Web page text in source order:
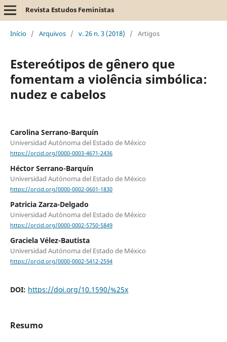
Revista Estudos Feministas
Início / Arquivos / v. 26 n. 3 (2018) / Artigos
Estereótipos de gênero que
fomentam a violência simbólica:
nudez e cabelos
Carolina Serrano-Barquín
Universidad Autónoma del Estado de México
https://orcid.org/0000-0003-4671-2436
Héctor Serrano-Barquín
Universidad Autónoma del Estado de México
https://orcid.org/0000-0002-0601-1830
Patricia Zarza-Delgado
Universidad Autónoma del Estado de México
https://orcid.org/0000-0002-5750-5849
Graciela Vélez-Bautista
Universidad Autónoma del Estado de México
https://orcid.org/0000-0002-5412-2594
DOI: https://doi.org/10.1590/%25x
Resumo